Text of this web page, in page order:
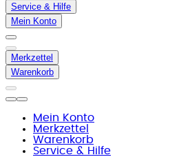
Service & Hilfe
Mein Konto
Merkzettel
Warenkorb
Mein Konto
Merkzettel
Warenkorb
Service & Hilfe